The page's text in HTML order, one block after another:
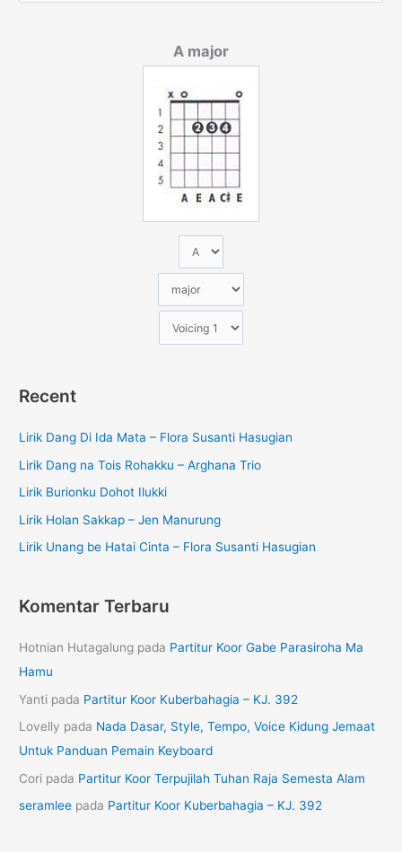
A major
Recent
Lirik Dang Di Ida Mata – Flora Susanti Hasugian
Lirik Dang na Tois Rohakku – Arghana Trio
Lirik Burionku Dohot Ilukki
Lirik Holan Sakkap – Jen Manurung
Lirik Unang be Hatai Cinta – Flora Susanti Hasugian
Komentar Terbaru
Hotnian Hutagalung pada Partitur Koor Gabe Parasiroha Ma
Hamu
Yanti pada Partitur Koor Kuberbahagia – KJ. 392
Lovelly pada Nada Dasar, Style, Tempo, Voice Kidung Jemaat
Untuk Panduan Pemain Keyboard
Cori pada Partitur Koor Terpujilah Tuhan Raja Semesta Alam
seramlee pada Partitur Koor Kuberbahagia – KJ. 392